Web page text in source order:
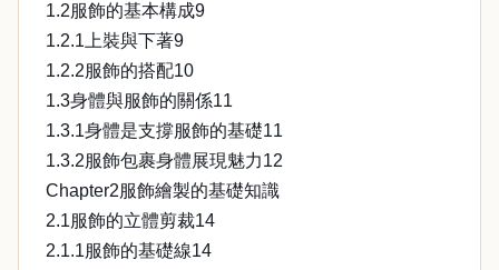
1.2服飾的基本構成9
1.2.1上裝與下著9
1.2.2服飾的搭配10
1.3身體與服飾的關係11
1.3.1身體是支撐服飾的基礎11
1.3.2服飾包裹身體展現魅力12
Chapter2服飾繪製的基礎知識
2.1服飾的立體剪裁14
2.1.1服飾的基礎線14